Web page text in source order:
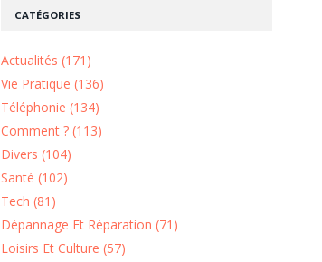
CATÉGORIES
Actualités (171)
Vie Pratique (136)
Téléphonie (134)
Comment ? (113)
Divers (104)
Santé (102)
Tech (81)
Dépannage Et Réparation (71)
Loisirs Et Culture (57)